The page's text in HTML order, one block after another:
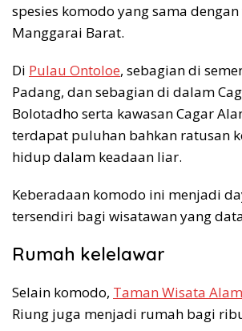
spesies komodo yang sama
Manggarai Barat.
Di Pulau Ontoloe, sebagian di
Padang, dan sebagian di dalam
Bolotadho serta kawasan Cagar
terdapat puluhan bahkan ratusan
hidup dalam keadaan liar.
Keberadaan komodo ini menjadi
tersendiri bagi wisatawan yang
Rumah kelelawar
Selain komodo, Taman Wisata Alam
Riung juga menjadi rumah bagi